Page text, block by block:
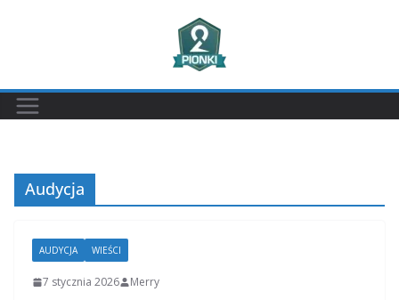
Audycja
AUDYCJA WIEŚCI
7 stycznia 2026 Merry